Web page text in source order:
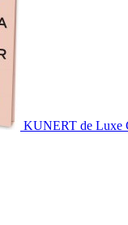
KUNERT de Luxe